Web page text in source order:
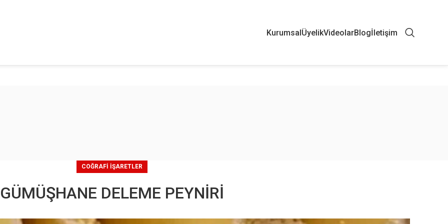
KurumsalÜyelikVideolarBlogİletişim
COĞRAFI İŞARETLER
GÜMÜŞHANE DELEME PEYNİRİ